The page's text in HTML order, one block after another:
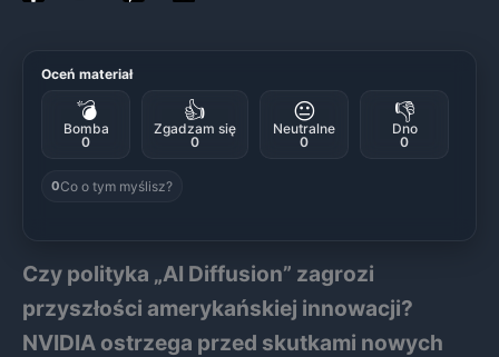
Oceń materiał
💣
Bomba
0
👍
Zgadzam się
0
😐
Neutralne
0
👎
Dno
0
0Co o tym myślisz?
Czy polityka „AI Diffusion” zagrozi
przyszłości amerykańskiej innowacji?
NVIDIA ostrzega przed skutkami nowych